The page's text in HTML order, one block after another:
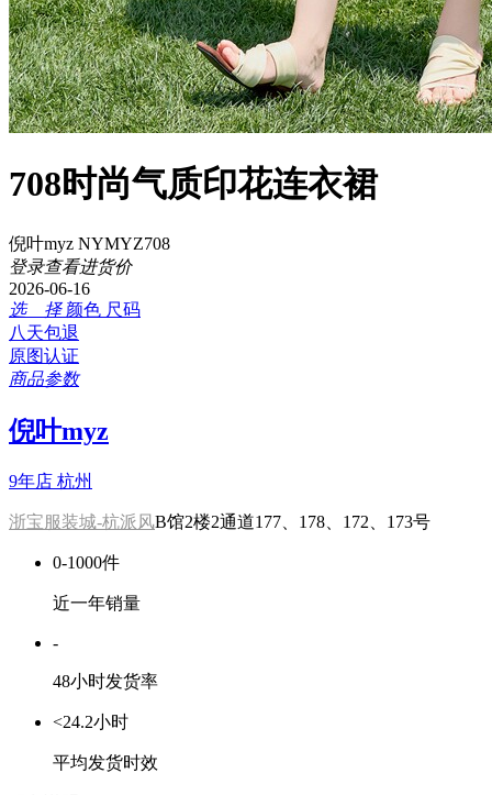
708时尚气质印花连衣裙
倪叶myz NYMYZ708
登录查看进货价
2026-06-16
选 择 颜色 尺码
八天包退
原图认证
商品参数
倪叶myz
9年店 杭州
浙宝服装城-杭派风B馆2楼2通道177、178、172、173号
0-1000件
近一年销量
-
48小时发货率
<24.2小时
平均发货时效